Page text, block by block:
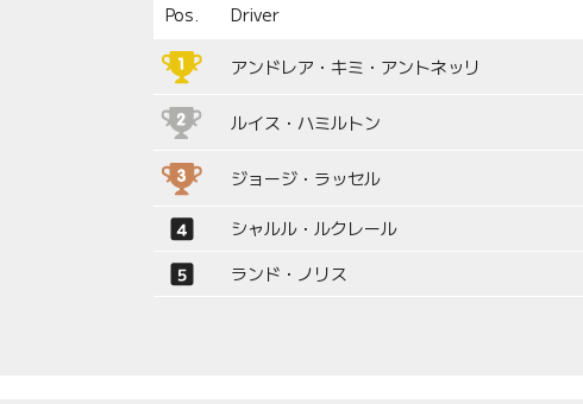
Pos. Driver
アンドレア・キミ・アントネッリ
ルイス・ハミルトン
ジョージ・ラッセル
シャルル・ルクレール
ランド・ノリス